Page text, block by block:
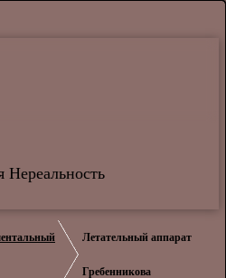
Нереальность
Летательный аппарат
Гребенникова